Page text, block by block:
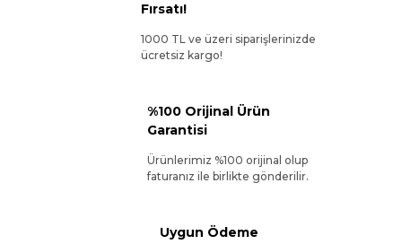
Fırsatı!
1000 TL ve üzeri siparişlerinizde
ücretsiz kargo!
%100 Orijinal Ürün
Garantisi
Ürünlerimiz %100 orijinal olup
faturanız ile birlikte gönderilir.
Uygun Ödeme